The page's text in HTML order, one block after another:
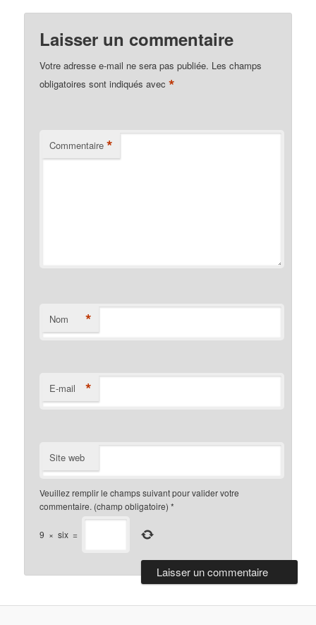
Laisser un commentaire
Votre adresse e-mail ne sera pas publiée. Les champs
obligatoires sont indiqués avec*
Commentaire *
Nom *
E-mail *
Site web
Veuillez remplir le champs suivant pour valider votre
commentaire. (champ obligatoire) *
9 × six =